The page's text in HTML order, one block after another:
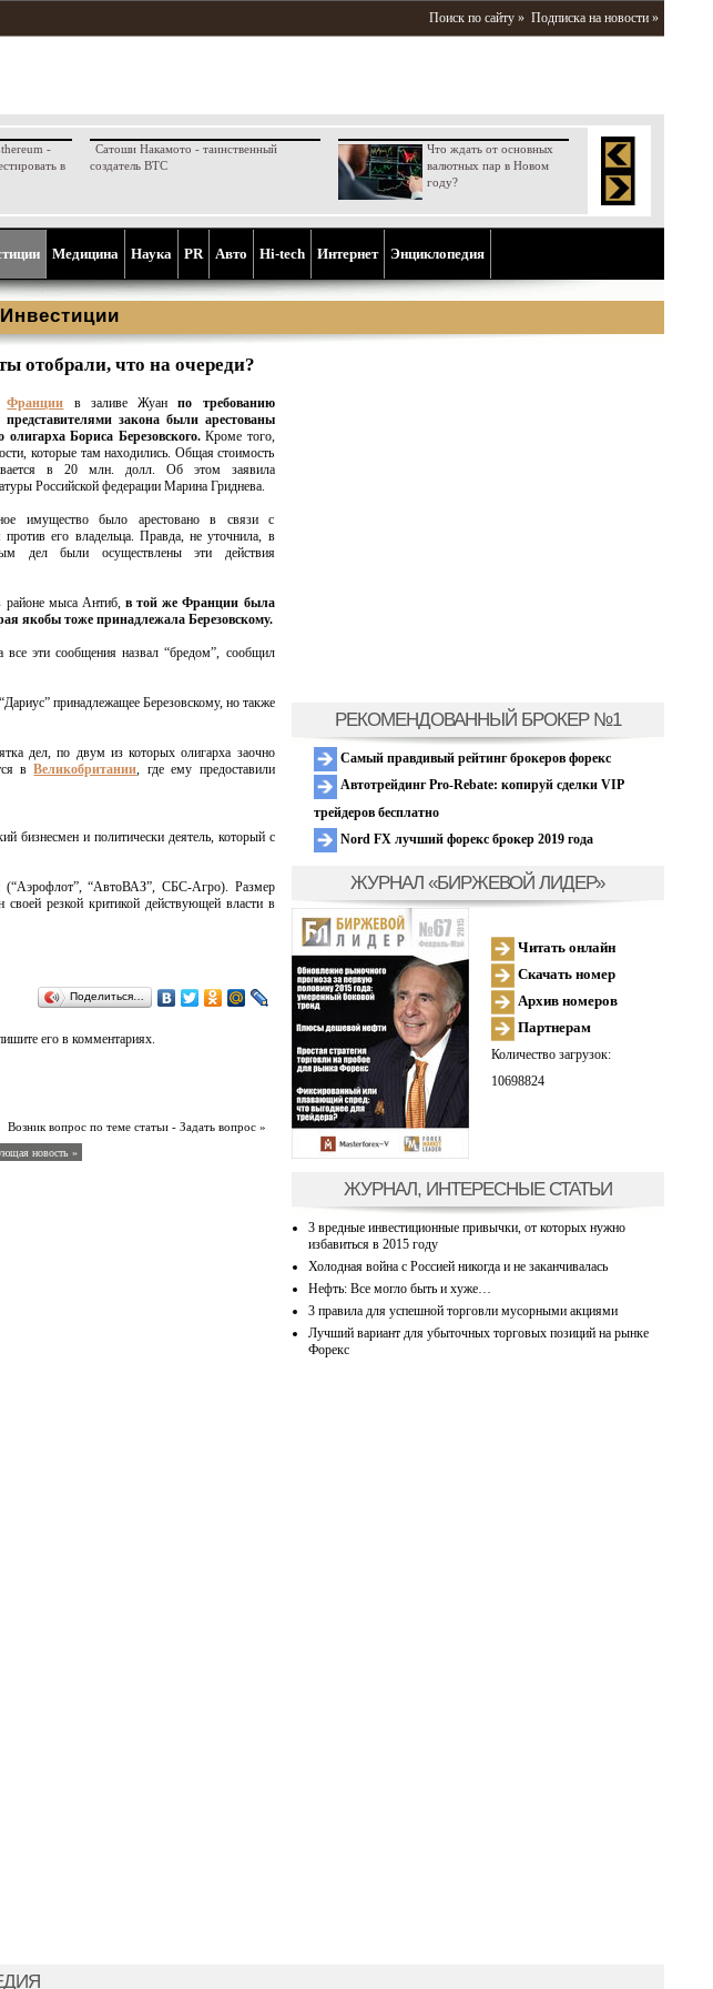
Поиск по сайту » Подписка на новости »
-
в
Сатоши Накамото - таинственный
создатель BTC
Что ждать от основных
валютных пар в Новом
году?
Медицина Наука PR Aвто Hi-tech Интернет Энциклопедия
Инвестиции
отобрали, что на очереди?
Франции в заливе Жуанпо требованию
закона были арестованы
олигарха Бориса Березовского.Кроме того,
которые там находились. Общая стоимость
в 20 млн. долл. Об этом заявила
Российской федерации Марина Гриднева.
имущество было арестовано в связи с
его владельца. Правда, не уточнила, в
дел были осуществлены эти действия
районе мыса Антиб, в той же Франции была
якобы тоже принадлежала Березовскому.
эти сообщения назвал “бредом”, сообщил
принадлежащее Березовскому, но также
дел, по двум из которых олигарха заочно
вВеликобритании, где ему предоставили
бизнесмен и политически деятель, который с
(“Аэрофлот”, “АвтоВАЗ”, СБС-Агро). Размер
своей резкой критикой действующей власти в
Поделиться…
его в комментариях.
Возник вопрос по теме статьи - Задать вопрос »
новость »
РЕКОМЕНДОВАННЫЙ БРОКЕР №1
Самый правдивый рейтинг брокеров форекс
Автотрейдинг Pro-Rebate: копируй сделки VIP
трейдеров бесплатно
Nord FX лучший форекс брокер 2019 года
ЖУРНАЛ «БИРЖЕВОЙ ЛИДЕР»
Читать онлайн
Скачать номер
Архив номеров
Партнерам
Количество загрузок:
10698824
ЖУРНАЛ, ИНТЕРЕСНЫЕ СТАТЬИ
3 вредные инвестиционные привычки, от которых нужно
избавиться в 2015 году
Холодная война с Россией никогда и не заканчивалась
Нефть: Все могло быть и хуже…
3 правила для успешной торговли мусорными акциями
Лучший вариант для убыточных торговых позиций на рынке
Форекс